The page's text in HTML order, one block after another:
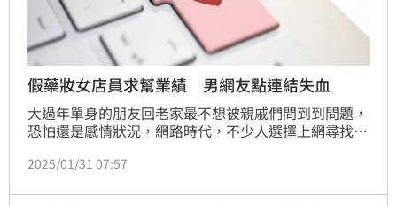
假藥妝女店員求幫業績 男網友點連結失血
大過年單身的朋友回老家最不想被親戚們問到到問題，
恐怕還是感情狀況，網路時代，不少人選擇上網尋找另
慎。
2025/01/31 07:57